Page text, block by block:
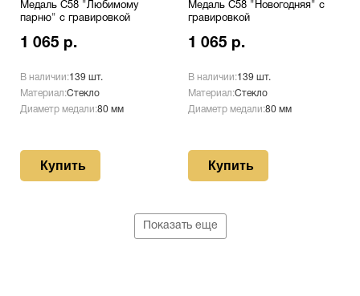
Медаль С58 "Любимому
парню" с гравировкой
1 065 р.
В наличии:139 шт.
Материал:Стекло
Диаметр медали:80 мм
Купить
Медаль С58 "Новогодняя" с
гравировкой
1 065 р.
В наличии:139 шт.
Материал:Стекло
Диаметр медали:80 мм
Купить
Показать еще